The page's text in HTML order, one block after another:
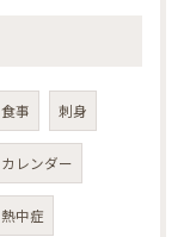
食事 刺身
カレンダー
熱中症